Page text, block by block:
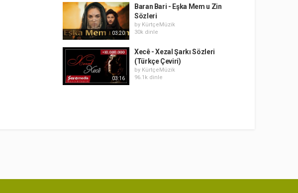
03:20
Baran Bari - Eşka Mem u Zin
Sözleri
by KürtçeMüzik
30k dinle
03:16
Xecê - Xezal Şarkı Sözleri
(Türkçe Çeviri)
by KürtçeMüzik
96.1k dinle